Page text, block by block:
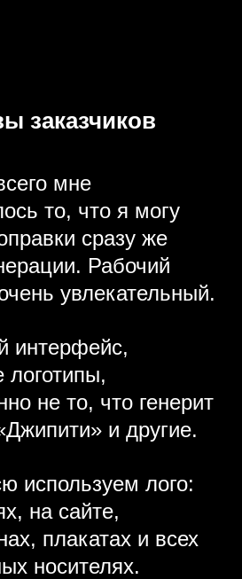
заказчиков
мне
то, что я могу
сразу же
Рабочий
увлекательный.
интерфейс,
логотипы,
не то, что генерит
и другие.
используем лого:
на сайте,
плакатах и всех
носителях.